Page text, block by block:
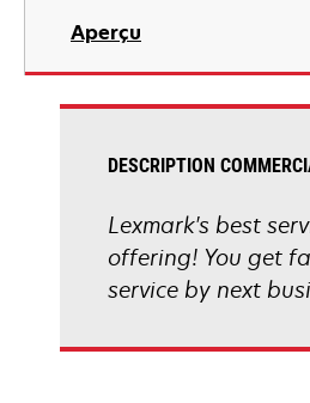
Aperçu
DESCRIPTION
Lexmark's best
offering! You get
service by next